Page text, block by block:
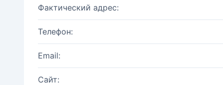
Фактический адрес:
Телефон:
Email:
Сайт: